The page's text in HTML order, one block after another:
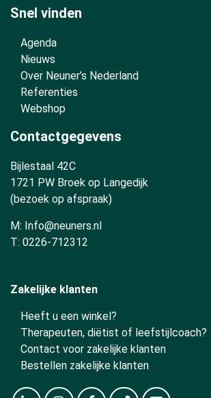
Snel vinden
Agenda
Nieuws
Over Neuner’s Nederland
Referenties
Webshop
Contactgegevens
Bijlestaal 42C
1721 PW Broek op Langedijk
(bezoek op afspraak)
M: Info@neuners.nl
T: 0226-712312
Zakelijke klanten
Heeft u een winkel?
Therapeuten, diëtist of leefstijlcoach?
Contact voor zakelijke klanten
Bestellen zakelijke klanten